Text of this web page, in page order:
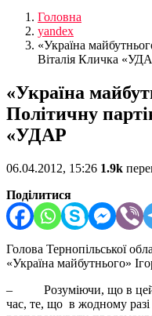
Головна
yandex
«Україна
Віталія Кличка
«Україна
Політичну
«УДАР
06.04.2012, 15:26 1.9k
Поділитися
Голова Тернопільської
«Україна майбутнього»
– Розуміючи, що в цей,
час, те, що в жодному